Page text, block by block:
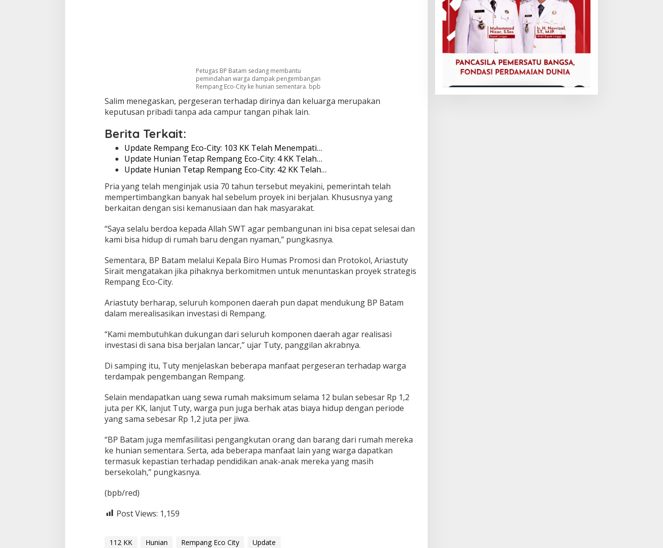
Petugas BP Batam sedang membantu
pemindahan warga dampak pengembangan
Rempang Eco-City ke hunian sementara. bpb
Salim menegaskan, pergeseran terhadap dirinya dan keluarga merupakan
keputusan pribadi tanpa ada campur tangan pihak lain.
Berita Terkait:
Update Rempang Eco-City: 103 KK Telah Menempati…
Update Hunian Tetap Rempang Eco-City: 4 KK Telah…
Update Hunian Tetap Rempang Eco-City: 42 KK Telah…
Pria yang telah menginjak usia 70 tahun tersebut meyakini, pemerintah telah
mempertimbangkan banyak hal sebelum proyek ini berjalan. Khususnya yang
berkaitan dengan sisi kemanusiaan dan hak masyarakat.
“Saya selalu berdoa kepada Allah SWT agar pembangunan ini bisa cepat selesai dan
kami bisa hidup di rumah baru dengan nyaman,” pungkasnya.
Sementara, BP Batam melalui Kepala Biro Humas Promosi dan Protokol, Ariastuty
Sirait mengatakan jika pihaknya berkomitmen untuk menuntaskan proyek strategis
Rempang Eco-City.
Ariastuty berharap, seluruh komponen daerah pun dapat mendukung BP Batam
dalam merealisasikan investasi di Rempang.
“Kami membutuhkan dukungan dari seluruh komponen daerah agar realisasi
investasi di sana bisa berjalan lancar,” ujar Tuty, panggilan akrabnya.
Di samping itu, Tuty menjelaskan beberapa manfaat pergeseran terhadap warga
terdampak pengembangan Rempang.
Selain mendapatkan uang sewa rumah maksimum selama 12 bulan sebesar Rp 1,2
juta per KK, lanjut Tuty, warga pun juga berhak atas biaya hidup dengan periode
yang sama sebesar Rp 1,2 juta per jiwa.
“BP Batam juga memfasilitasi pengangkutan orang dan barang dari rumah mereka
ke hunian sementara. Serta, ada beberapa manfaat lain yang warga dapatkan
termasuk kepastian terhadap pendidikan anak-anak mereka yang masih
bersekolah,” pungkasnya.
(bpb/red)
Post Views: 1,159
112 KK Hunian Rempang Eco City Update